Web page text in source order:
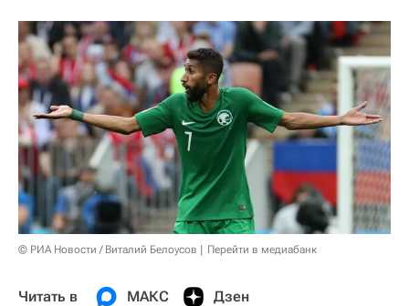
© РИА Новости / Виталий Белоусов Перейти в медиабанк
Читать в МАКС Дзен